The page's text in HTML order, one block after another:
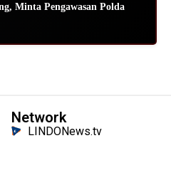
Minta Pengawasan Polda
Network
LINDONews.tv